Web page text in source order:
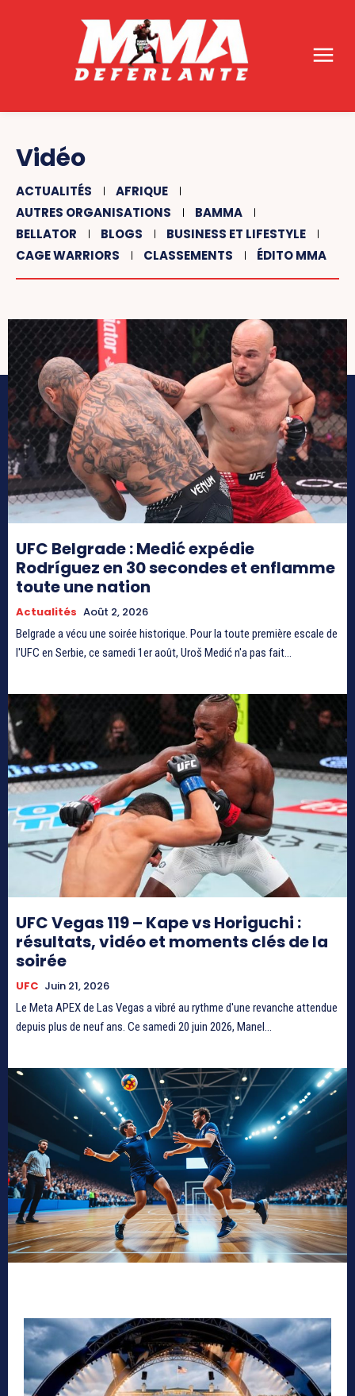
Vidéo
ACTUALITÉS
AFRIQUE
AUTRES ORGANISATIONS
BAMMA
BELLATOR
BLOGS
BUSINESS ET LIFESTYLE
CAGE WARRIORS
CLASSEMENTS ÉDITO MMA
UFC Belgrade : Medić expédie
Rodríguez en 30 secondes et enflamme
toute une nation
Actualités Août 2, 2026
Belgrade a vécu une soirée historique. Pour la toute première escale de
l'UFC en Serbie, ce samedi 1er août, Uroš Medić n'a pas fait...
UFC Vegas 119 – Kape vs Horiguchi :
résultats, vidéo et moments clés de la
soirée
UFC Juin 21, 2026
Le Meta APEX de Las Vegas a vibré au rythme d'une revanche attendue
depuis plus de neuf ans. Ce samedi 20 juin 2026, Manel...